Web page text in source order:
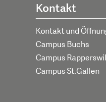
Kontakt
Kontakt und
Campus Buchs
Campus
Campus St.Gallen